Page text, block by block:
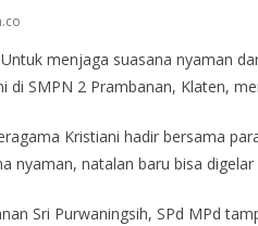
menjaga suasana nyaman
di SMPN 2 Prambanan, Klaten,
Kristiani hadir bersama
nyaman, natalan baru bisa
Sri Purwaningsih, SPd MPd